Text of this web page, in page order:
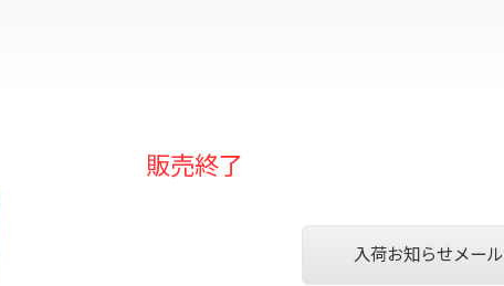
販売終了
入荷お知らせメール